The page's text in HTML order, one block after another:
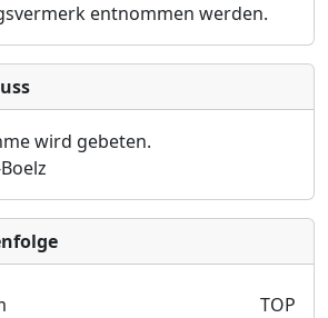
entnommen werden.
wird gebeten.
TOP